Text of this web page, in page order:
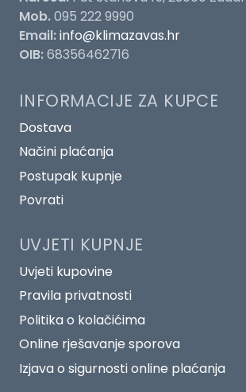
Mob.095 222 9990
Email:info@klimazavas.hr
OIB:68356462716
INFORMACIJE ZA KUPCE
Dostava
Načini plaćanja
Postupak kupnje
Povrati
UVJETI KUPNJE
Uvjeti kupovine
Pravila privatnosti
Politika o kolačićima
Online rješavanje sporova
Izjava o sigurnosti online plaćanja